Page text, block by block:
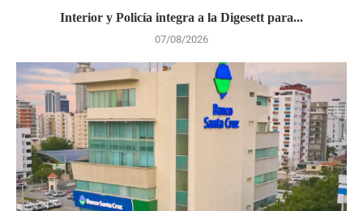
Interior y Policía integra a la Digesett para...
07/08/2026